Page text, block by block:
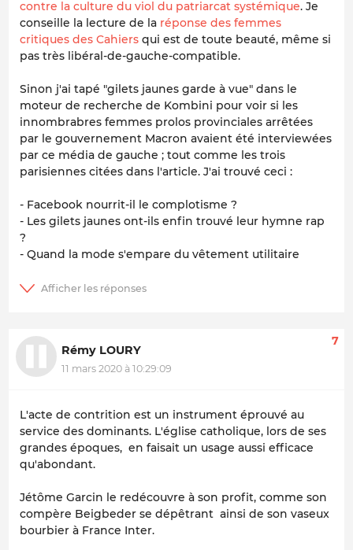
contre la culture du viol du patriarcat systémique. Je
conseille la lecture de la réponse des femmes
critiques des Cahiers qui est de toute beauté, même si
pas très libéral-de-gauche-compatible.
Sinon j'ai tapé "gilets jaunes garde à vue" dans le
moteur de recherche de Kombini pour voir si les
innombrabres femmes prolos provinciales arrêtées
par le gouvernement Macron avaient été interviewées
par ce média de gauche ; tout comme les trois
parisiennes citées dans l'article. J'ai trouvé ceci :
- Facebook nourrit-il le complotisme ?
- Les gilets jaunes ont-ils enfin trouvé leur hymne rap
?
- Quand la mode s'empare du vêtement utilitaire
Rémy LOURY
11 mars 2020 à 10:29:09
7
L'acte de contrition est un instrument éprouvé au
service des dominants. L'église catholique, lors de ses
grandes époques, en faisait un usage aussi efficace
qu'abondant.
Jétôme Garcin le redécouvre à son profit, comme son
compère Beigbeder se dépêtrant ainsi de son vaseux
bourbier à France Inter.